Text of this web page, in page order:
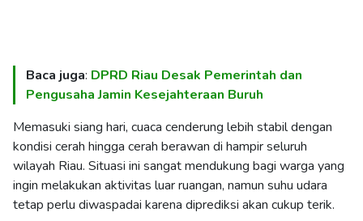
Baca juga: DPRD Riau Desak Pemerintah dan
Pengusaha Jamin Kesejahteraan Buruh
Memasuki siang hari, cuaca cenderung lebih stabil dengan
kondisi cerah hingga cerah berawan di hampir seluruh
wilayah Riau. Situasi ini sangat mendukung bagi warga yang
ingin melakukan aktivitas luar ruangan, namun suhu udara
tetap perlu diwaspadai karena diprediksi akan cukup terik.